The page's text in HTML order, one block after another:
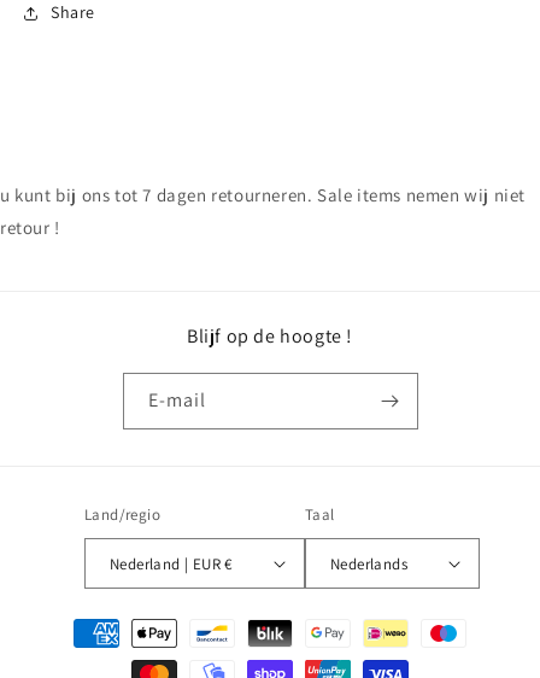
Share
u kunt bij ons tot 7 dagen retourneren. Sale items nemen wij niet
retour !
Blijf op de hoogte !
E‑mail
Land/regio
Nederland | EUR €
Taal
Nederlands
Betaalmethoden